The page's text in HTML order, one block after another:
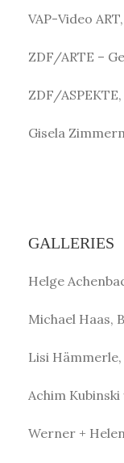
VAP-Video
ZDF/ARTE –
ZDF/
Gisela
GALLERIES
Helge
Michael Haas,
Lisi
Achim
Werner +